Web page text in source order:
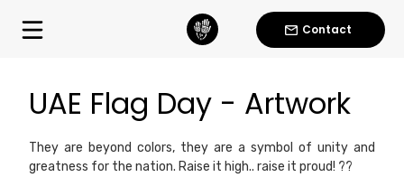
Contact
UAE Flag Day - Artwork
They are beyond colors, they are a symbol of unity and
greatness for the nation. Raise it high.. raise it proud! ??